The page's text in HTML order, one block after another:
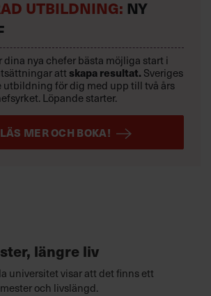
längre liv
universitet visar att det finns ett
och livslängd.
UTBILDNING: NY
dina nya chefer bästa möjliga start i
att skapa resultat. Sveriges
utbildning för dig med upp till två års
Löpande starter.
LÄS MER OCH BOKA!